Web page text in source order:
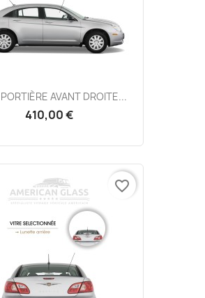
AVANT DROITE...
410,00 €
favorite_border